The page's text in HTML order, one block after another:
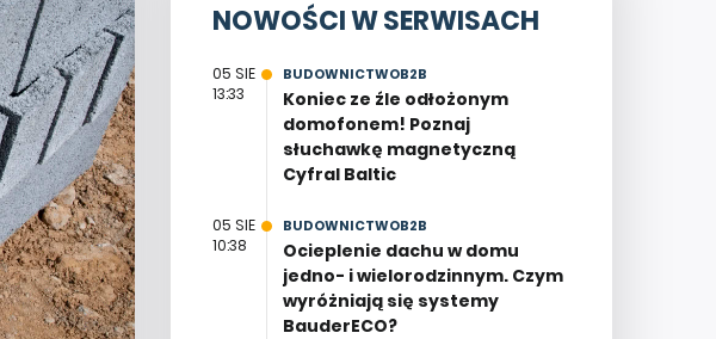
NOWOŚCI W SERWISACH
05 SIE
13:33
BUDOWNICTWOB2B
Koniec ze źle odłożonym
domofonem! Poznaj
słuchawkę magnetyczną
Cyfral Baltic
05 SIE
10:38
BUDOWNICTWOB2B
Ocieplenie dachu w domu
jedno- i wielorodzinnym. Czym
wyróżniają się systemy
BauderECO?